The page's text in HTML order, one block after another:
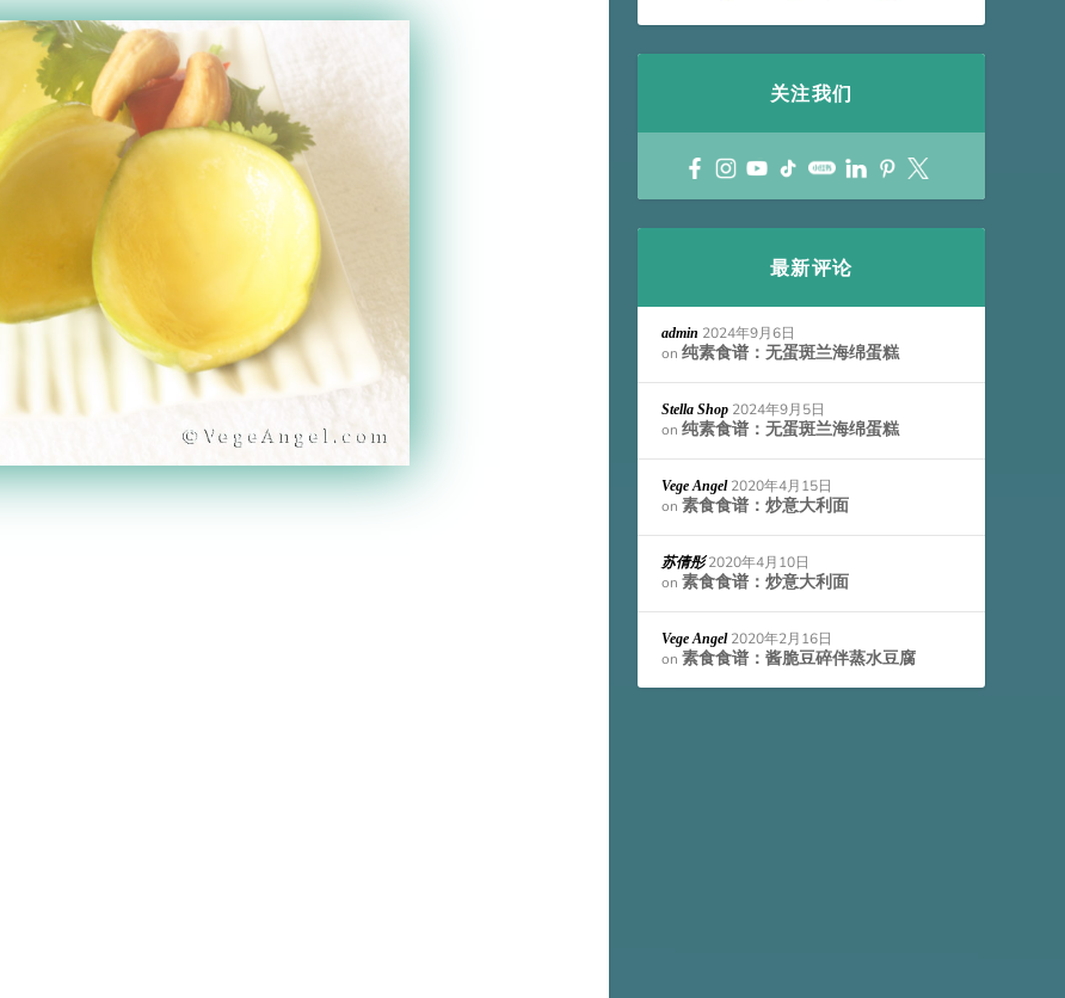
关注我们
最新评论
admin 2024年9月6日
on纯素食谱：无蛋斑兰海绵蛋糕
Stella Shop 2024年9月5日
on纯素食谱：无蛋斑兰海绵蛋糕
Vege Angel 2020年4月15日
on素食食谱：炒意大利面
苏倩彤 2020年4月10日
on素食食谱：炒意大利面
Vege Angel 2020年2月16日
on素食食谱：酱脆豆碎伴蒸水豆腐